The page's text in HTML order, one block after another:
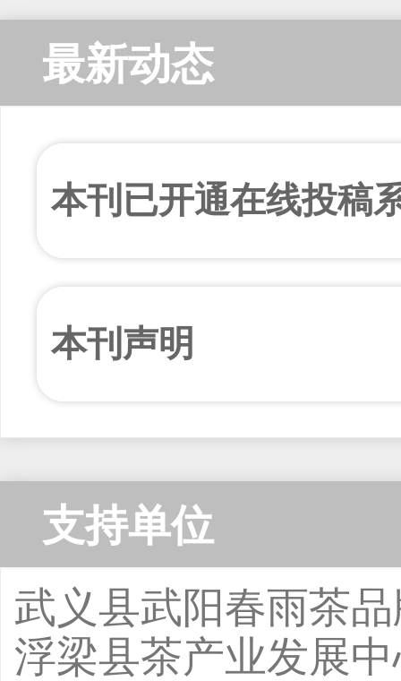
最新动态
本刊已开通在线投稿
本刊声明
支持单位
武义县武阳春雨茶
浮梁县茶产业发展